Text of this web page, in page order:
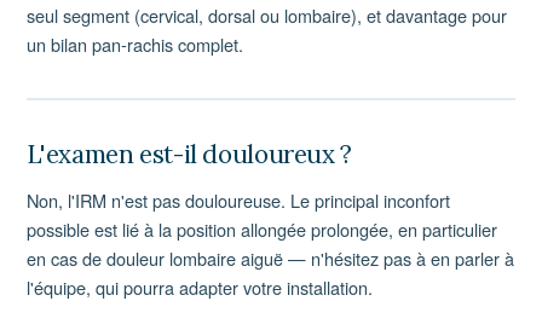
seul segment (cervical, dorsal ou lombaire), et davantage pour
un bilan pan-rachis complet.
L'examen est-il douloureux ?
Non, l'IRM n'est pas douloureuse. Le principal inconfort
possible est lié à la position allongée prolongée, en particulier
en cas de douleur lombaire aiguë — n'hésitez pas à en parler à
l'équipe, qui pourra adapter votre installation.